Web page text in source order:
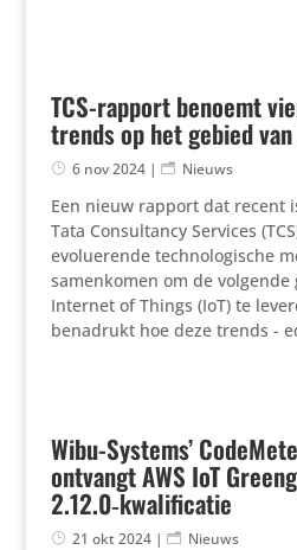
TCS-rapport benoemt
trends op het gebied van
6 nov 2024| Nieuws
Een nieuw rapport dat recent
Tata Consultancy Services
evoluerende technologische
samenkomen om de
Internet of Things (IoT) te
benadrukt hoe deze trends -
Wibu-Systems’
ontvangt AWS IoT
2.12.0‑kwalificatie
21 okt 2024| Nieuws